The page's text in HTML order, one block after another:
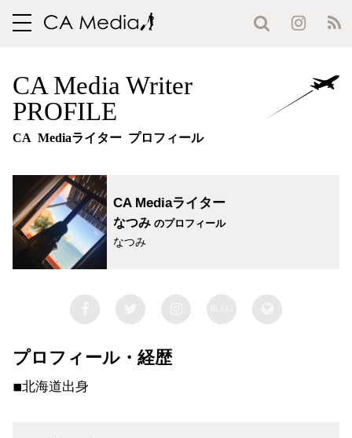
toggle
CA Media Writer
PROFILE
CA Mediaライター プロフィール
CA Mediaライター
なつみ のプロフィール
なつみ
プロフィール・経歴
◾︎北海道出身